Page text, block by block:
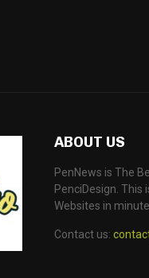
ABOUT US
PenNews is The
PenciDesign.
Websites in
Contact us: